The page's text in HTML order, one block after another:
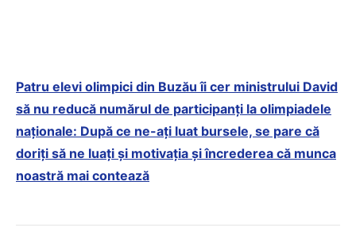
Patru elevi olimpici din Buzău îi cer ministrului David
să nu reducă numărul de participanți la olimpiadele
naționale: După ce ne-ați luat bursele, se pare că
doriți să ne luați și motivația și încrederea că munca
noastră mai contează